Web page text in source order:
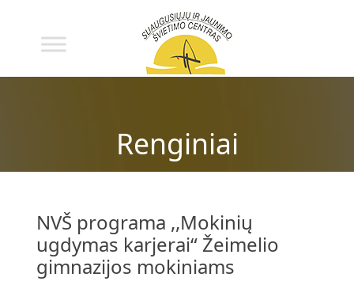
Renginiai
NVŠ programa ,,Mokinių
ugdymas karjerai“ Žeimelio
gimnazijos mokiniams